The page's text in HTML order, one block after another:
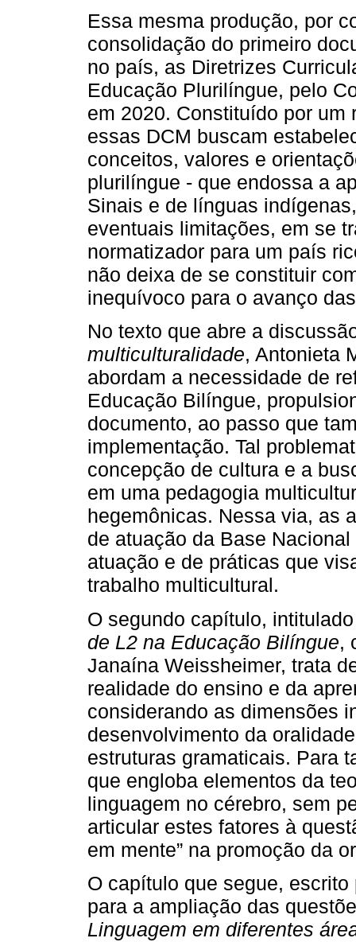
Essa mesma produção, por
consolidação do primeiro
no país, as Diretrizes
Educação Plurilíngue, pelo
em 2020. Constituído por um
essas DCM buscam
conceitos, valores e
plurilíngue - que endossa a
Sinais e de línguas
eventuais limitações, em se
normatizador para um país
não deixa de se constituir
inequívoco para o avanço
No texto que abre a
multiculturalidade, Antonieta
abordam a necessidade de
Educação Bilíngue,
documento, ao passo que
implementação. Tal
concepção de cultura e a
em uma pedagogia
hegemônicas. Nessa via, as
de atuação da Base
atuação e de práticas que
trabalho multicultural.
O segundo capítulo,
de L2 na Educação Bilíngue,
Janaína Weissheimer, trata
realidade do ensino e da
considerando as dimensões
desenvolvimento da
estruturas gramaticais. Para
que engloba elementos da
linguagem no cérebro, sem
articular estes fatores à
em mente” na promoção da
O capítulo que segue,
para a ampliação das
Linguagem em diferentes